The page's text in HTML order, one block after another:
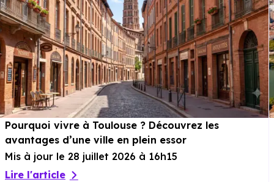
Pourquoi vivre à Toulouse ? Découvrez les
avantages d’une ville en plein essor
Mis à jour le 28 juillet 2026 à 16h15
Lire l'article